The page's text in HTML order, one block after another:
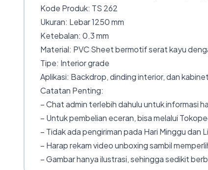
Kode Produk: TS 262
Ukuran: Lebar 1250 mm
Ketebalan: 0.3 mm
Material: PVC Sheet bermotif serat kayu
Tipe: Interior grade
Aplikasi: Backdrop, dinding interior, dan kabinet
Catatan Penting:
– Chat admin terlebih dahulu untuk informasi
– Untuk pembelian eceran, bisa melalui
– Tidak ada pengiriman pada Hari Minggu dan
– Harap rekam video unboxing sambil
– Gambar hanya ilustrasi, sehingga sedikit